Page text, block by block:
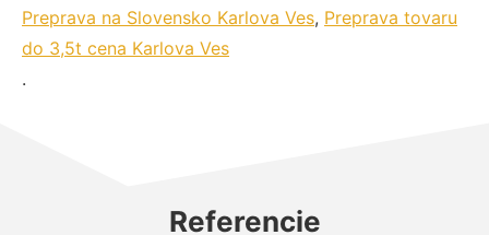
Preprava na Slovensko Karlova Ves, Preprava tovaru
do 3,5t cena Karlova Ves
.
Referencie